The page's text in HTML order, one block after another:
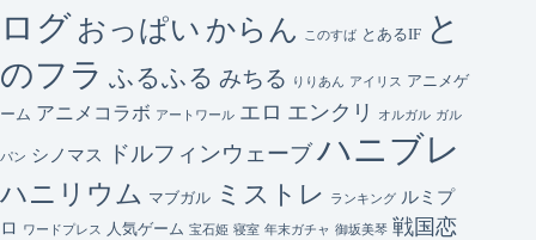
ログ おっぱい からん このすば とあるIF と
のフラ ふるふる みちる りりあん アイリス
アニメゲ
ーム アニメコラボ アートワール エロ エンクリ オルガル ガル
パン シノマス ドルフィンウェーブハニブレ
ハニリウム マブガル ミストレ ランキング ルミプ
ロ
ワードプレス 人気ゲーム 宝石姫 寝室 年末ガチャ 御坂美琴 戦国恋